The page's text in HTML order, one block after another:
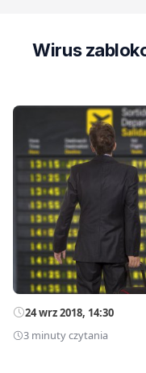
Wirus
24 wrz 2018, 14:30
3 minuty czytania